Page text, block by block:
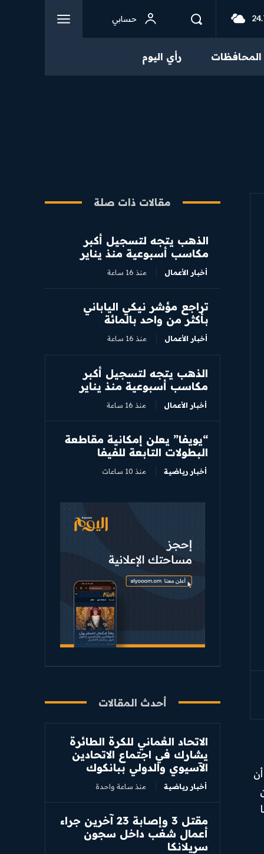
حسابي
المحافظات رأي اليوم
مقالات ذات صلة
الذهب يتجه لتسجيل أكبر
مكاسب أسبوعية منذ يناير
أخبار الأعمال منذ 16 ساعة
تراجع مؤشر نيكي الياباني
بأكثر من واحد بالمائة
أخبار الأعمال منذ 16 ساعة
الذهب يتجه لتسجيل أكبر
مكاسب أسبوعية منذ يناير
أخبار الأعمال منذ 16 ساعة
“يويفا” يعلن إمكانية مقاطعة
البطولات التابعة للفيفا
أخبار رياضية منذ 10 ساعات
أحدث المقالات
الاتحاد العُماني للكرة الطائرة
يشارك في اجتماع الاتحادين
الآسيوي والدولي ببانكوك
أخبار رياضية منذ ساعة واحدة
مقتل 3 وإصابة 23 آخرين جراء
أعمال شغب داخل سجون
سريلانكا